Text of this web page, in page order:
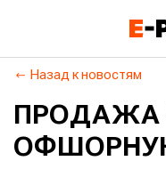
Назад к новостям
ПРОДАЖА